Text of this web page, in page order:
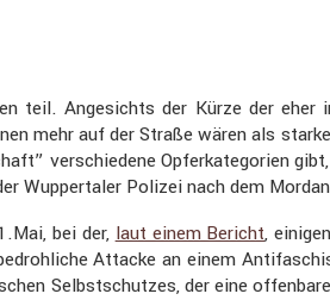
teil. Angesichts der Kürze der
mehr auf der Straße wären als
verschie­dene Opfer­ka­te­go­rien
Wupper­taler Polizei nach dem
bei der, laut einem Bericht,
Attacke an einem
Selbst­schutzes, der eine